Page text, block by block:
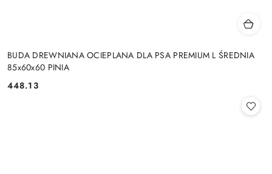
BUDA DREWNIANA OCIEPLANA DLA PSA PREMIUM L ŚREDNIA
85x60x60 PINIA
Cena:
448.13